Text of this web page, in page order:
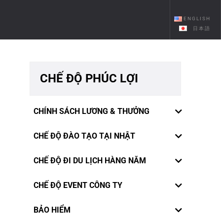
ENGLISH
日本語
CHẾ ĐỘ PHÚC LỢI
CHÍNH SÁCH LƯƠNG & THƯỞNG
Thấu hiểu tâm tư nguyện vọng của nhân
viên, công ty Rivercrane Việt Nam đặc biệt
CHẾ ĐỘ ĐÀO TẠO TẠI NHẬT
CHẾ ĐỘ ĐI DU LỊCH HÀNG NĂM
CHẾ ĐỘ EVENT CÔNG TY
BẢO HIỂM